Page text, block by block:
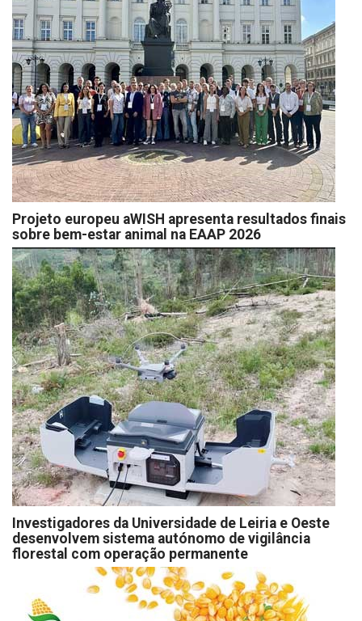
Projeto europeu aWISH apresenta resultados finais
sobre bem-estar animal na EAAP 2026
Investigadores da Universidade de Leiria e Oeste
desenvolvem sistema autónomo de vigilância
florestal com operação permanente